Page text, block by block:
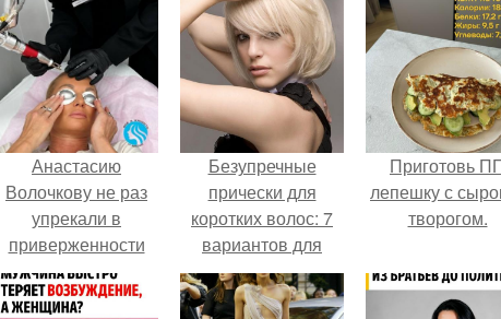
Анастасию
Волочкову не раз
упрекали в
приверженности
устаревшим бьюти -
процедурам.
Безупречные
прически для
коротких волос: 7
вариантов для
любой ситуации
Приготовь
лепешку с
творогом.